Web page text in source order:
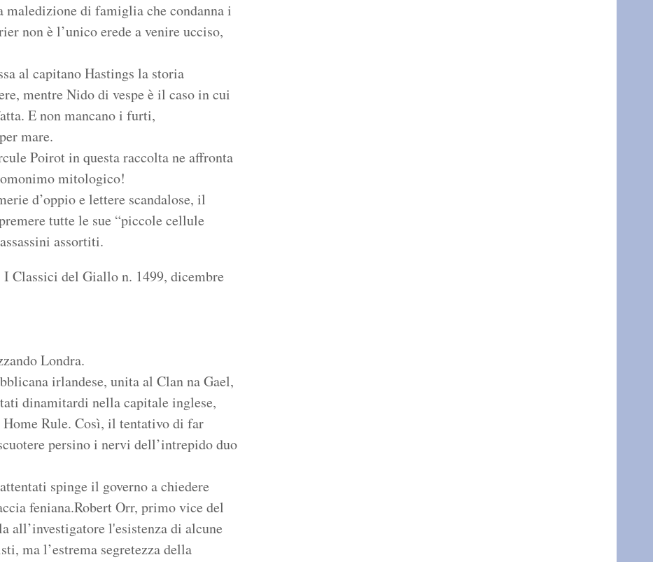
maledizione di famiglia che condanna i
non è l’unico erede a venire ucciso,
al capitano Hastings la storia
mentre Nido di vespe è il caso in cui
E non mancano i furti,
mare.
Poirot in questa raccolta ne affronta
mitologico!
d’oppio e lettere scandalose, il
tutte le sue “piccole cellule
assortiti.
Classici del Giallo n. 1499, dicembre
Londra.
irlandese, unita al Clan na Gael,
dinamitardi nella capitale inglese,
Home Rule. Così, il tentativo di far
persino i nervi dell’intrepido duo
spinge il governo a chiedere
feniana.Robert Orr, primo vice del
all’investigatore l'esistenza di alcune
ma l’estrema segretezza della